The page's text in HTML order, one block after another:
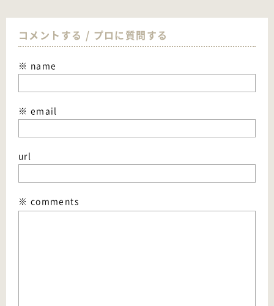
コメントする / プロに質問する
※ name
※ email
url
※ comments